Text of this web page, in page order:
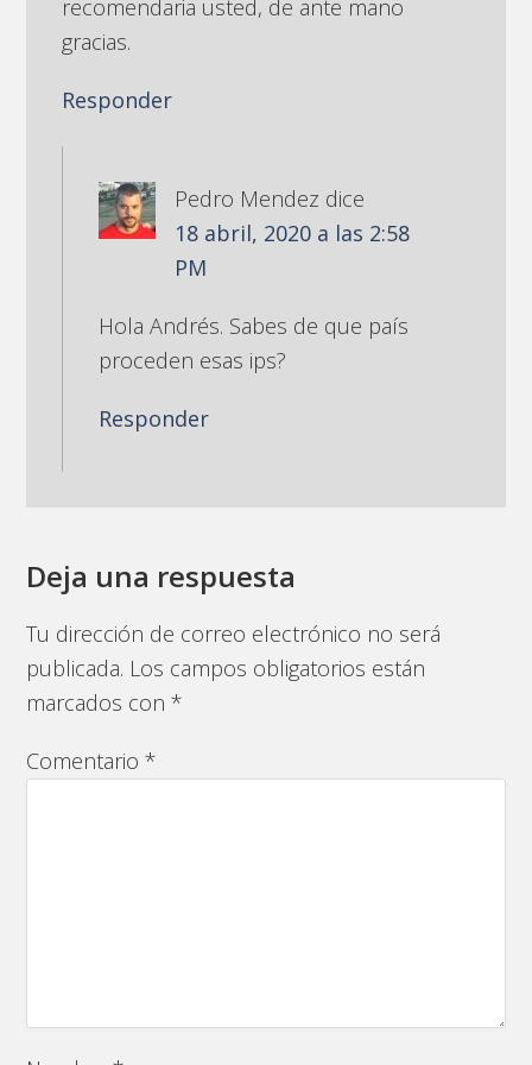
recomendaria usted, de ante mano
gracias.
Responder
Pedro Mendez dice
18 abril, 2020 a las 2:58
PM
Hola Andrés. Sabes de que país
proceden esas ips?
Responder
Deja una respuesta
Tu dirección de correo electrónico no será
publicada. Los campos obligatorios están
marcados con*
Comentario*